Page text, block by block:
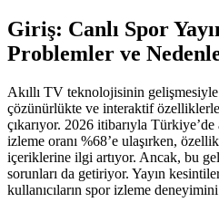
Giriş: Canlı Spor
Problemler ve
Akıllı TV teknolojisinin
çözünürlükte ve interaktif
çıkarıyor. 2026 itibarıyla
izleme oranı %68’e ulaşırken,
içeriklerine ilgi artıyor. Ancak, bu
sorunları da getiriyor. Yayın
kullanıcıların spor izleme